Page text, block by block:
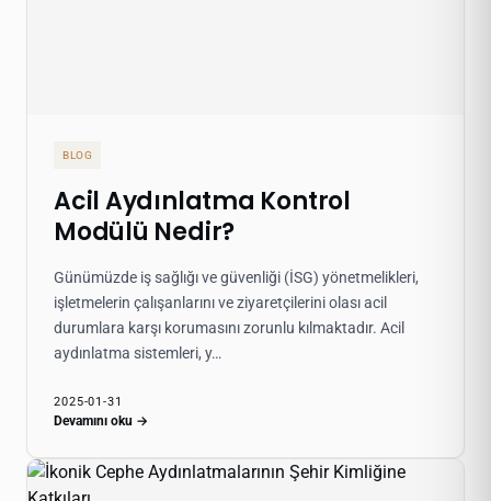
BLOG
Acil Aydınlatma Kontrol
Modülü Nedir?
Günümüzde iş sağlığı ve güvenliği (İSG) yönetmelikleri,
işletmelerin çalışanlarını ve ziyaretçilerini olası acil
durumlara karşı korumasını zorunlu kılmaktadır. Acil
aydınlatma sistemleri, y…
2025-01-31
Devamını oku →